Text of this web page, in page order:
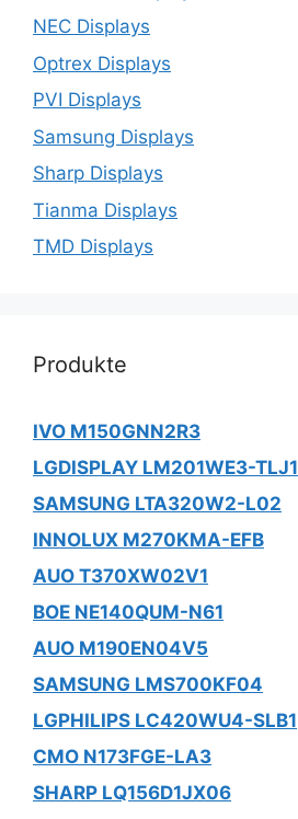
NEC Displays
Optrex Displays
PVI Displays
Samsung Displays
Sharp Displays
Tianma Displays
TMD Displays
Produkte
IVO M150GNN2R3
LGDISPLAY LM201WE3-TLJ1
SAMSUNG LTA320W2-L02
INNOLUX M270KMA-EFB
AUO T370XW02V1
BOE NE140QUM-N61
AUO M190EN04V5
SAMSUNG LMS700KF04
LGPHILIPS LC420WU4-SLB1
CMO N173FGE-LA3
SHARP LQ156D1JX06